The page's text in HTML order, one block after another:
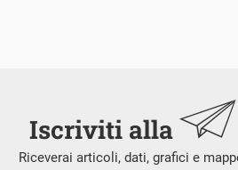
Iscriviti alla
Riceverai articoli, dati, grafici e